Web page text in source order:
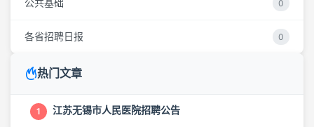
公共基础 0
各省招聘日报 0
热门文章
1 江苏无锡市人民医院招聘公告